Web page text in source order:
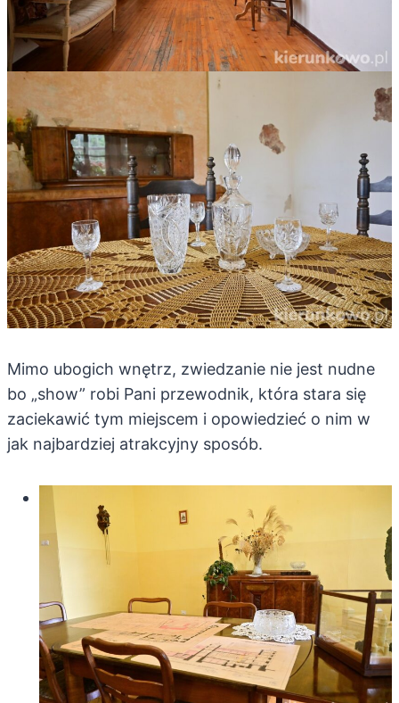
Mimo ubogich wnętrz, zwiedzanie nie jest nudne
bo „show” robi Pani przewodnik, która stara się
zaciekawić tym miejscem i opowiedzieć o nim w
jak najbardziej atrakcyjny sposób.